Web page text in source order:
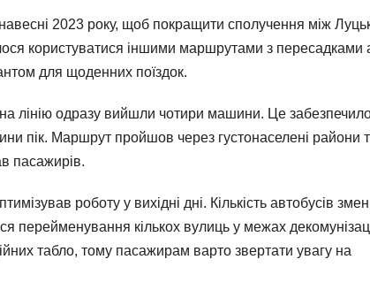
2023 року, щоб покращити сполучення між
користуватися іншими маршрутами з пересадками
для щоденних поїздок.
на лінію одразу вийшли чотири машини. Це
пік. Маршрут пройшов через густонаселені райони
пасажирів.
роботу у вихідні дні. Кількість автобусів
перейменування кількох вулиць у межах
табло, тому пасажирам варто звертати увагу на